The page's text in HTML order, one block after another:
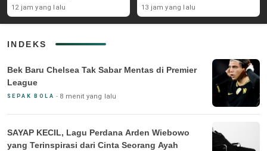
Instansinya
12 jam yang lalu 13 jam yang lalu
INDEKS
Bek Baru Chelsea Tak Sabar Mentas di Premier
League
SEPAK BOLA 8 menit yang lalu
SAYAP KECIL, Lagu Perdana Arden Wiebowo
yang Terinspirasi dari Cinta Seorang Ayah